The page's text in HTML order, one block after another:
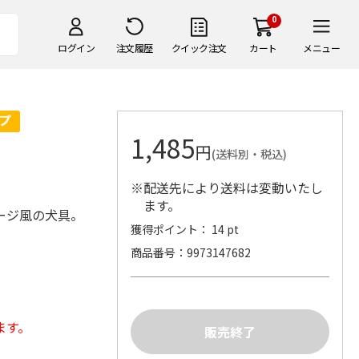
ログイン 注文履歴 クイック注文
0
カート メニュー
風の犬具。
。
1,485円(送料別・税込)
※配送先により送料は変動いたし
ます。
獲得ポイント： 14 pt
商品番号
9973147682